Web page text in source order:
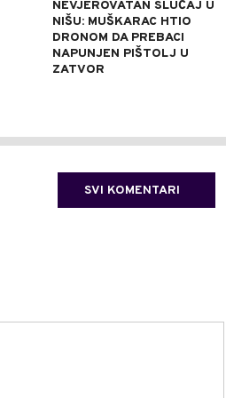
NEVJEROVATAN SLUČAJ U
NIŠU: MUŠKARAC HTIO
DRONOM DA PREBACI
NAPUNJEN PIŠTOLJ U
ZATVOR
SVI KOMENTARI